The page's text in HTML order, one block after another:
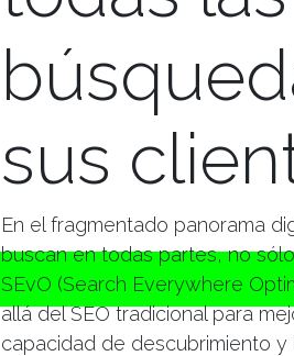
sus
En el fragmentado panorama
buscan en todas partes, no
SEvO (Search Everywhere
allá del SEO tradicional para
capacidad de descubrimiento